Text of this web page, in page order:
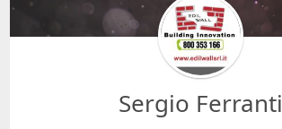
Sergio Ferranti